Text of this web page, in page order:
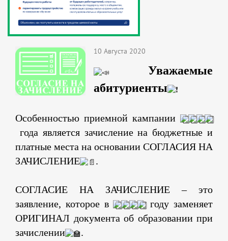
10 Августа 2020
Уважаемые
абитуриенты
Особенностью приемной кампании
года является зачисление на бюджетные и
платные места на основании СОГЛАСИЯ НА
ЗАЧИСЛЕНИЕ
.
СОГЛАСИЕ НА ЗАЧИСЛЕНИЕ – это
заявление, которое в
году заменяет
ОРИГИНАЛ документа об образовании при
зачислении
.